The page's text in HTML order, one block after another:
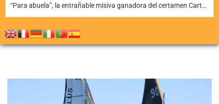
Teguise honra a Nuestra Señora de Las Nieves en la tradicional misa en la ermita